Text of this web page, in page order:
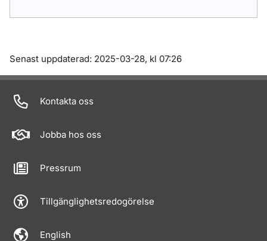
Om sidan
Senast uppdaterad: 2025-03-28, kl 07:26
Kontakta oss
Jobba hos oss
Pressrum
Tillgänglighetsredogörelse
English